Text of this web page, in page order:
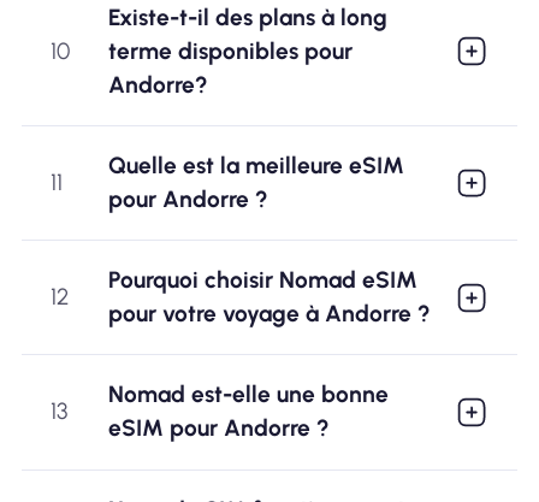
10
Existe-t-il des plans à long
terme disponibles pour
Andorre?
11
Quelle est la meilleure eSIM
pour Andorre ?
12
Pourquoi choisir Nomad eSIM
pour votre voyage à Andorre ?
13
Nomad est-elle une bonne
eSIM pour Andorre ?